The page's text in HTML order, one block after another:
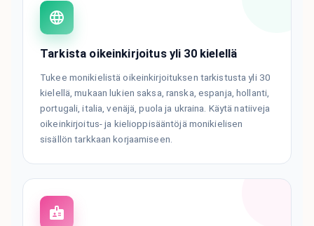
Tarkista oikeinkirjoitus yli 30 kielellä
Tukee monikielistä oikeinkirjoituksen tarkistusta yli 30
kielellä, mukaan lukien saksa, ranska, espanja, hollanti,
portugali, italia, venäjä, puola ja ukraina. Käytä natiiveja
oikeinkirjoitus- ja kielioppisääntöjä monikielisen
sisällön tarkkaan korjaamiseen.